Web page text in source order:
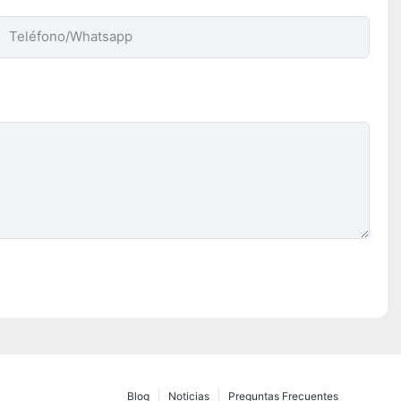
Teléfono/whatsapp
Preguntas Frecuentes
Noticias
Blog